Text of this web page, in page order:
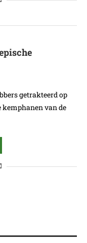
getrakteerd op
kemphanen van de